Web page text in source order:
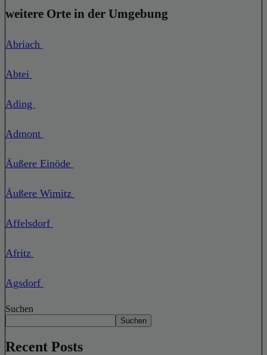
weitere Orte in der Umgebung
Abriach
Abtei
Ading
Admont
Äußere Einöde
Äußere Wimitz
Affelsdorf
Afritz
Agsdorf
Suchen
Suchen
Recent Posts